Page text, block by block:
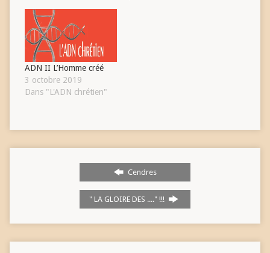
ADN II L’Homme créé
3 octobre 2019
Dans "L'ADN chrétien"
Cendres
" LA GLOIRE DES ...." !!!